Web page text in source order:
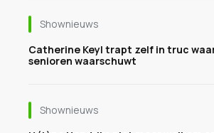
Shownieuws
Catherine Keyl trapt zelf in truc
senioren waarschuwt
Shownieuws